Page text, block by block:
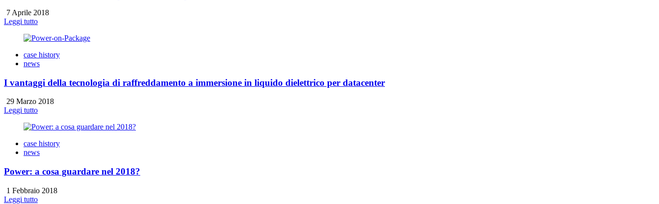
7 Aprile 2018
Leggi tutto
case history
news
I vantaggi della tecnologia di raffreddamento a immersione in liquido dielettrico per datacenter
29 Marzo 2018
Leggi tutto
case history
news
Power: a cosa guardare nel 2018?
1 Febbraio 2018
Leggi tutto